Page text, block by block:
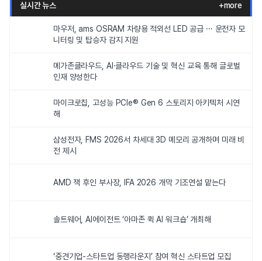
실시간 뉴스 +more
마우저, ams OSRAM 차량용 적외선 LED 공급 ··· 운전자 모
니터링 및 탑승자 감지 지원
메가존클라우드, AI·클라우드 기술 및 혁신 교육 통해 글로벌
인재 양성한다
마이크로칩, 고성능 PCIe® Gen 6 스토리지 아키텍처 시연
해
삼성전자, FMS 2026서 차세대 3D 메모리 공개하며 미래 비
전 제시
AMD 잭 후인 부사장, IFA 2026 개막 기조연설 맡는다
솔트웨어, AI에이전트 ‘아마존 퀵 AI 워크숍’ 개최해
‘중견기업-스타트업 동행라운지’ 참여 혁신 스타트업 모집